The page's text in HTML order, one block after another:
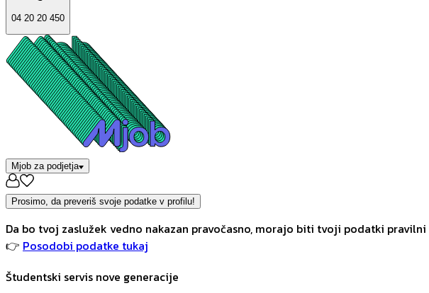
04 20 20 450
Mjob za podjetja
Prosimo, da preveriš svoje podatke v profilu!
Da bo tvoj zaslužek vedno nakazan pravočasno, morajo biti tvoji podatki pravilni
👉 Posodobi podatke tukaj
Študentski servis nove generacije